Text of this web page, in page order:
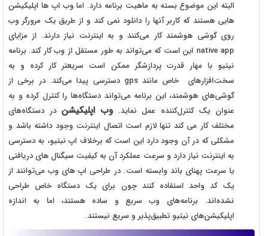
البته این موضوع بسته به ماهیت برنامه دارد. اما وب اپ ها اپلیکیشن
هایی هستند که کاربر آنها را دانلود نمی کند و از طریق یک مرورگر وب
روی گوشی هوشمند کار می‌کنند و به اینترنت نیاز دارند. از مزایای
native app این است که می‌تواند به طور مستقل از وب کار کند. برنامه
نیتیو با مهار قدرت پردازشگر ممکن است سریعتر کار کرده و به
سخت‌افزارهای خاص مانند gps دسترسی پیدا می‌کند. در برخی از
گوشی‌های هوشمند، این برنامه می‌تواند دستگاه‌ها را کنترل کرده و به
عنوان یک کنترل‌کننده عمل نماید.وب اپلیکیشن در دستگاه‌های
مختلف کار می کند تنها لازم است اتصال اینترنت وجود داشته باشد و
مشکلی که در آن وجود دارد این است که برخلاف اپ نیتیو، به دسترسی
به اینترنت نیاز دارد و سرعت عملکرد آن به کیفیت سیگنال های دریافتی
یا سرعت پهنای باند وابسته است. در طراحی اپ ‌های وب می‌توانند از
یک کد واحد استفاده کنند چون برای یک دستگاه خاص طراحی
نشده‌اند. برنامه‌های وب سریع و ساده هستند، اما به اندازه
اپلیکیشن‌های نیتیو تطبیق‌پذیر و سریع نیستند.